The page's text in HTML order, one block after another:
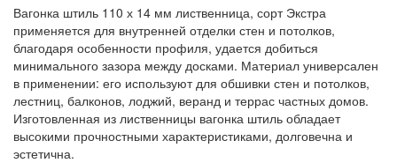
Вагонка штиль 110 х 14 мм лиственница, сорт Экстра
применяется для внутренней отделки стен и потолков,
благодаря особенности профиля, удается добиться
минимального зазора между досками. Материал универсален
в применении: его используют для обшивки стен и потолков,
лестниц, балконов, лоджий, веранд и террас частных домов.
Изготовленная из лиственницы вагонка штиль обладает
высокими прочностными характеристиками, долговечна и
эстетична.